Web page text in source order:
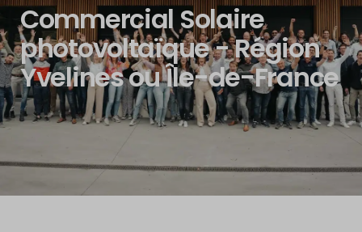
Commercial Solaire
photovoltaïque - Région
Yvelines ou Île-de-France